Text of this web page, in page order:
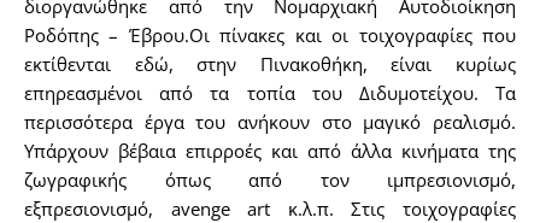
διοργανώθηκε από την Νομαρχιακή Αυτοδιοίκηση
Ροδόπης – Έβρου.Οι πίνακες και οι τοιχογραφίες που
εκτίθενται εδώ, στην Πινακοθήκη, είναι κυρίως
επηρεασμένοι από τα τοπία του Διδυμοτείχου. Τα
περισσότερα έργα του ανήκουν στο μαγικό ρεαλισμό.
Υπάρχουν βέβαια επιρροές και από άλλα κινήματα της
ζωγραφικής όπως από τον ιμπρεσιονισμό,
εξπρεσιονισμό, avenge art κ.λ.π. Στις τοιχογραφίες